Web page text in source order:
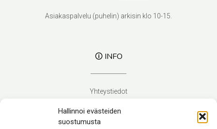
Hallinnoi evästeiden
suostumusta
Asiakaspalvelu (puhelin) arkisin klo 10-15.
🛈 INFO
Yhteystiedot
Toimitusehdot
Tietosuojaseloste